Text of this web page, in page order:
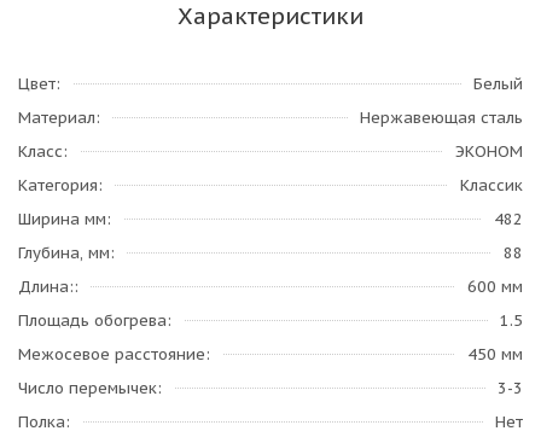
Характеристики
Цвет
Белый
Материал
Нержавеющая сталь
Класс
ЭКОНОМ
Категория
Классик
Ширина мм
482
Глубина, мм
88
Длина:
600 мм
Площадь обогрева
1.5
Межосевое расстояние
450 мм
Число перемычек
3-3
Полка
Нет